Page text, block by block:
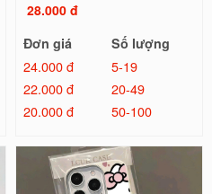
28.000 đ
Đơn giá
Số lượng
24.000 đ
5-19
22.000 đ
20-49
20.000 đ
50-100